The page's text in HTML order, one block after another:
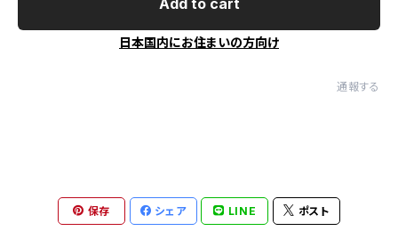
Add to cart
日本国内にお住まいの方向け
通報する
保存 シェア LINE ポスト